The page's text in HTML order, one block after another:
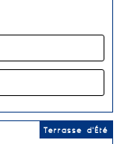
Terrasse d'Été